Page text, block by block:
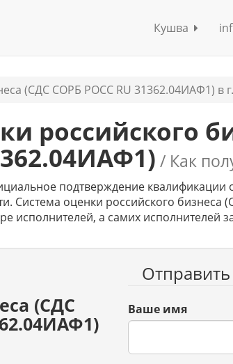
Кушва
(СДС СОРБ РОСС RU 31362.04ИАФ1) в
российского
/ Как
подтверждение квалификации
Система оценки российского бизнеса
исполнителей, а самих исполнителей
(СДС
Отправить
Ваше имя